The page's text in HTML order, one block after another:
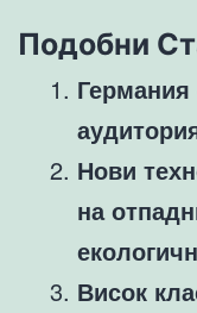
Подобни
Нови
на
Висок